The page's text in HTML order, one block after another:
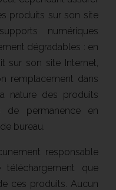
produits sur son site
numériques
dégradables : en
sur son site Internet,
remplacement dans
nature des produits
de permanence en
bureau.
responsable
que
ces produits. Aucun